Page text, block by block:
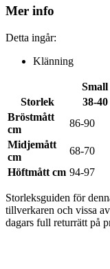
Mer info
Detta ingår:
Klänning
Small
Storlek
38-40
Bröstmått
cm
86-90
Midjemått
cm
68-70
Höftmått cm 94-97
Storleksguiden för
tillverkaren och vissa
dagars full returrätt på